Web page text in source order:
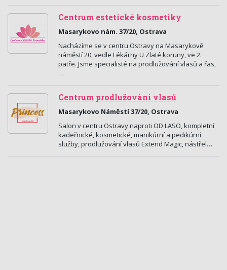
Centrum estetické kosmetiky
Masarykovo nám. 37/20, Ostrava
Nacházíme se v centru Ostravy na Masarykově
náměstí 20, vedle Lékárny U Zlaté koruny, ve 2.
patře. Jsme specialisté na prodlužování vlasů a řas,
…
Centrum prodlužování vlasů
Masarykovo Náměstí 37/20, Ostrava
Salon v centru Ostravy naproti OD LASO, kompletní
kadeřnické, kosmetické, manikúrní a pedikúrní
služby, prodlužování vlasů Extend Magic, nástřel…